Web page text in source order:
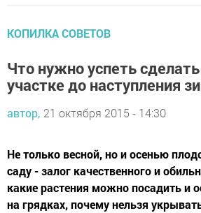
КОПИЛКА СОВЕТОВ
Что нужно успеть
участке до наступления
автор, 21 октября 2015 - 14:30
Не только весной, но и осенью
саду - залог качественного и
какие растения можно посадить и
на грядках, почему нельзя